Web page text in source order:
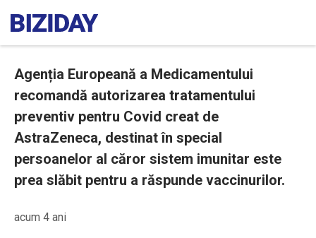
Agenția Europeană a Medicamentului
recomandă autorizarea tratamentului
preventiv pentru Covid creat de
AstraZeneca, destinat în special
persoanelor al căror sistem imunitar este
prea slăbit pentru a răspunde vaccinurilor.
acum 4 ani